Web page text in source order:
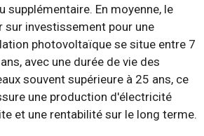
supplémentaire. En moyenne, le
sur investissement pour une
photovoltaïque se situe entre 7
avec une durée de vie des
souvent supérieure à 25 ans, ce
une production d'électricité
et une rentabilité sur le long terme.